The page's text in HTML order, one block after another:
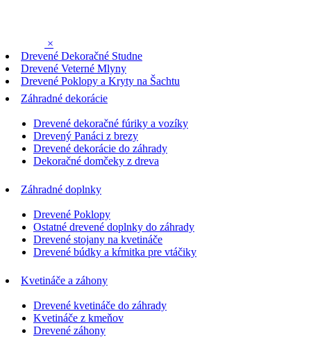
×
Drevené Dekoračné Studne
Drevené Veterné Mlyny
Drevené Poklopy a Kryty na Šachtu
Záhradné dekorácie
Drevené dekoračné fúriky a vozíky
Drevený Panáci z brezy
Drevené dekorácie do záhrady
Dekoračné domčeky z dreva
Záhradné doplnky
Drevené Poklopy
Ostatné drevené doplnky do záhrady
Drevené stojany na kvetináče
Drevené búdky a kŕmitka pre vtáčiky
Kvetináče a záhony
Drevené kvetináče do záhrady
Kvetináče z kmeňov
Drevené záhony